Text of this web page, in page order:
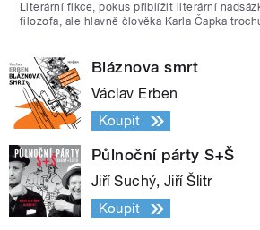
Literární fikce, pokus přiblížit literární
filozofa, ale hlavně člověka Karla Čapka
Bláznova smrt
Václav Erben
Koupit
Půlnoční párty S+Š
Jiří Suchý, Jiří Šlitr
Koupit